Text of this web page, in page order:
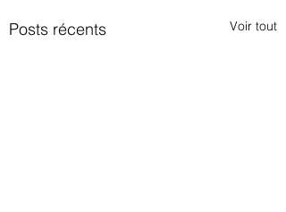
Posts récents Voir tout